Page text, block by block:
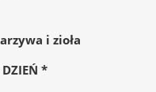
i zioła
*